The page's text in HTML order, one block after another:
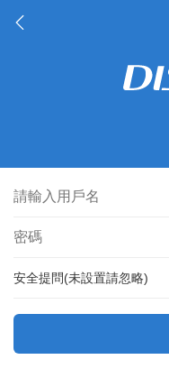
安全提問(未設置請忽略)